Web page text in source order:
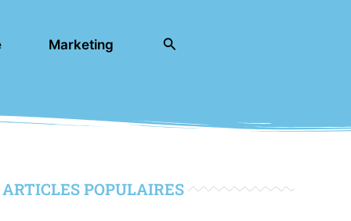
Marketing Rechercher
ARTICLES POPULAIRES